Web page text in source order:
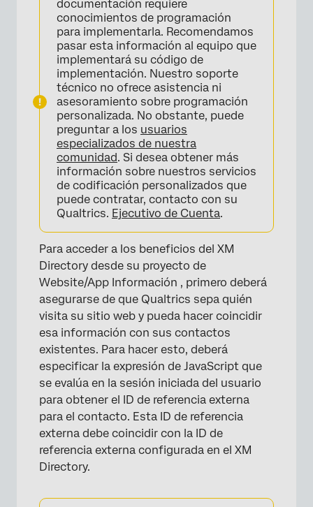
documentación requiere
conocimientos de programación
para implementarla. Recomendamos
pasar esta información al equipo que
implementará su código de
implementación. Nuestro soporte
técnico no ofrece asistencia ni
asesoramiento sobre programación
personalizada. No obstante, puede
preguntar a los usuarios
especializados de nuestra
comunidad. Si desea obtener más
información sobre nuestros servicios
de codificación personalizados que
puede contratar, contacto con su
Qualtrics. Ejecutivo de Cuenta.
Para acceder a los beneficios del XM
Directory desde su proyecto de
Website/App Información , primero deberá
asegurarse de que Qualtrics sepa quién
visita su sitio web y pueda hacer coincidir
esa información con sus contactos
existentes. Para hacer esto, deberá
especificar la expresión de JavaScript que
se evalúa en la sesión iniciada del usuario
para obtener el ID de referencia externa
para el contacto. Esta ID de referencia
externa debe coincidir con la ID de
referencia externa configurada en el XM
Directory.